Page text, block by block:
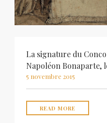
La signature du
Napoléon Bonaparte,
5 novembre 2015
READ MORE